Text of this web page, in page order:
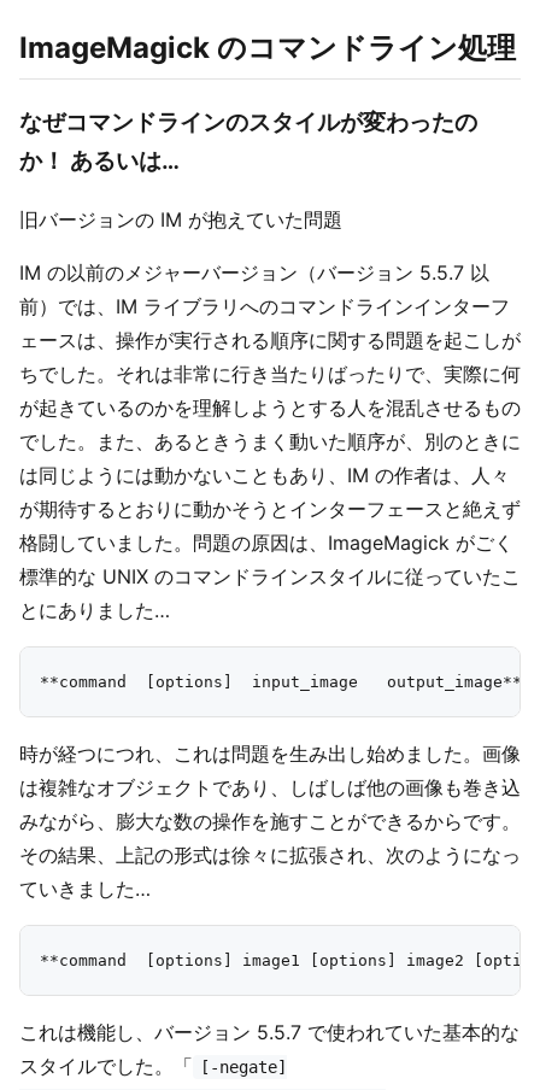
ImageMagick のコマンドライン処理
なぜコマンドラインのスタイルが変わったの
か！ あるいは…
旧バージョンの IM が抱えていた問題
IM の以前のメジャーバージョン（バージョン 5.5.7 以
前）では、IM ライブラリへのコマンドラインインターフ
ェースは、操作が実行される順序に関する問題を起こしが
ちでした。それは非常に行き当たりばったりで、実際に何
が起きているのかを理解しようとする人を混乱させるもの
でした。また、あるときうまく動いた順序が、別のときに
は同じようには動かないこともあり、IM の作者は、人々
が期待するとおりに動かそうとインターフェースと絶えず
格闘していました。問題の原因は、ImageMagick がごく
標準的な UNIX のコマンドラインスタイルに従っていたこ
とにありました…
時が経つにつれ、これは問題を生み出し始めました。画像
は複雑なオブジェクトであり、しばしば他の画像も巻き込
みながら、膨大な数の操作を施すことができるからです。
その結果、上記の形式は徐々に拡張され、次のようになっ
ていきました…
これは機能し、バージョン 5.5.7 で使われていた基本的な
スタイルでした。「
[-negate]